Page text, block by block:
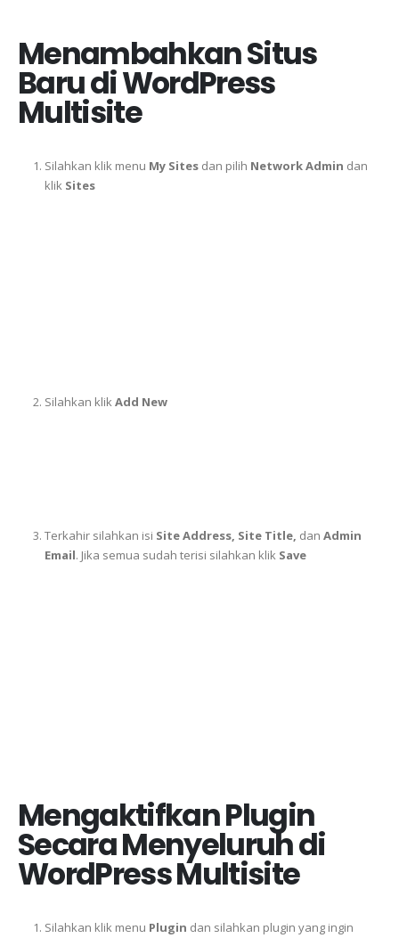
Menambahkan Situs
Baru di WordPress
Multisite
Silahkan klik menu My Sitesdan pilih Network Admin dan
klik Sites
Silahkan klikAdd New
Terkahir silahkan isi Site Address, Site Title, dan Admin
Email. Jika semua sudah terisi silahkan klik Save
Mengaktifkan Plugin
Secara Menyeluruh di
WordPress Multisite
Silahkan klik menu Plugin dan silahkan plugin yang ingin